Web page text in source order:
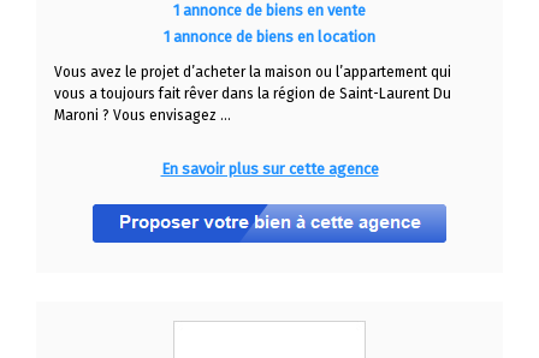
1 annonce de biens en vente
1 annonce de biens en location
Vous avez le projet d’acheter la maison ou l’appartement qui
vous a toujours fait rêver dans la région de Saint-Laurent Du
Maroni ? Vous envisagez ...
En savoir plus sur cette agence